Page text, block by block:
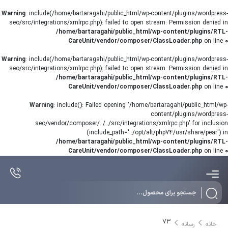
Warning: include(/home/bartaragahi/public_html/wp-content/plugins/wordpress-
seo/src/integrations/xmlrpc.php): failed to open stream: Permission denied in
/home/bartaragahi/public_html/wp-content/plugins/RTL-
CareUnit/vendor/composer/ClassLoader.php on line 0
Warning: include(/home/bartaragahi/public_html/wp-content/plugins/wordpress-
seo/src/integrations/xmlrpc.php): failed to open stream: Permission denied in
/home/bartaragahi/public_html/wp-content/plugins/RTL-
CareUnit/vendor/composer/ClassLoader.php on line 0
Warning: include(): Failed opening '/home/bartaragahi/public_html/wp-
content/plugins/wordpress-
seo/vendor/composer/../../src/integrations/xmlrpc.php' for inclusion
(include_path='.:/opt/alt/php74/usr/share/pear') in
/home/bartaragahi/public_html/wp-content/plugins/RTL-
CareUnit/vendor/composer/ClassLoader.php on line 0
خانه رسانه 73